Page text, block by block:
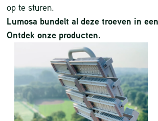
op te sturen.
Lumosa bundelt al deze troeven in
Ontdek onze producten.